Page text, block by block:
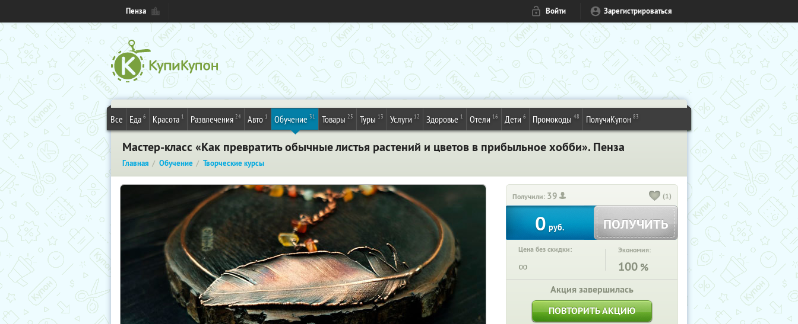
Пенза Войти Зарегистрироваться
Все Еда 6 Красота 1 Развлечения 24 Авто 1 Обучение 31 Товары 25 Туры 13 Услуги 12 Здоровье 1 Отели 16 Дети 6 Промокоды 48 ПолучиКупон 83
Мастер-класс «Как превратить обычные листья растений и цветов в прибыльное хобби». Пенза
Главная Обучение Творческие курсы
Получили: 39 (1)
0 руб. ПОЛУЧИТЬ
Цена без скидки:
∞
Экономия:
100 %
Акция завершилась
ПОВТОРИТЬ АКЦИЮ